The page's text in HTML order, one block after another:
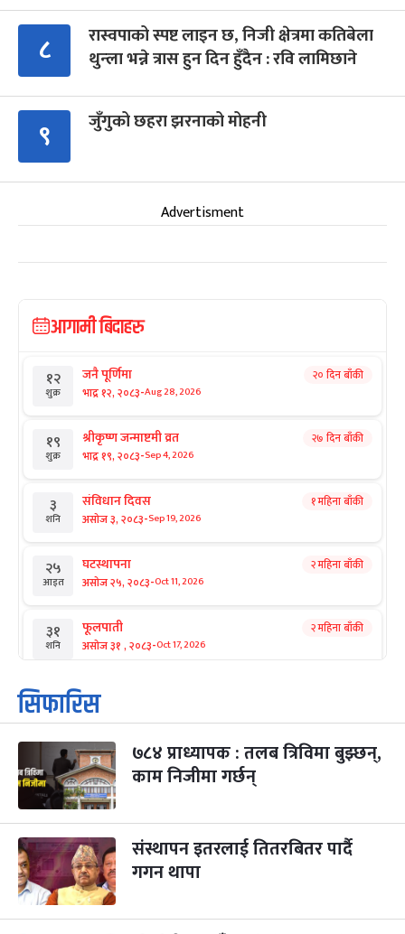
८
रास्वपाको स्पष्ट लाइन छ, निजी क्षेत्रमा कतिबेला
थुन्ला भन्ने त्रास हुन दिन हुँदैन : रवि लामिछाने
९ जुँगुको छहरा झरनाको मोहनी
Advertisment
आगामी बिदाहरु
१२
शुक्र
जनै पूर्णिमा
भाद्र १२, २०८३-Aug 28, 2026
२० दिन बाँकी
१९
शुक्र
श्रीकृष्ण जन्माष्टमी व्रत
भाद्र १९, २०८३-Sep 4, 2026
२७ दिन बाँकी
३
शनि
संविधान दिवस
असोज ३, २०८३-Sep 19, 2026
१ महिना बाँकी
२५
आइत
घटस्थापना
असोज २५, २०८३-Oct 11, 2026
२ महिना बाँकी
३१
शनि
फूलपाती
असोज ३१ , २०८३-Oct 17, 2026
२ महिना बाँकी
१
आइत
कार्तिक सङ्क्रान्ति
कार्तिक १, २०८३
३
मंगल
महानवमी
कार्तिक ३, २०८३-Oct 20, 2026
२ महिना बाँकी
४
बुध कार्तिक ४, २०८३
५
बिहि
पापा‌ङ्कुशा एकादशी व्रत
कार्तिक ५, २०८३
सिफारिस
७८४ प्राध्यापक : तलब त्रिविमा बुझ्छन्,
काम निजीमा गर्छन्
संस्थापन इतरलाई तितरबितर पार्दै
गगन थापा